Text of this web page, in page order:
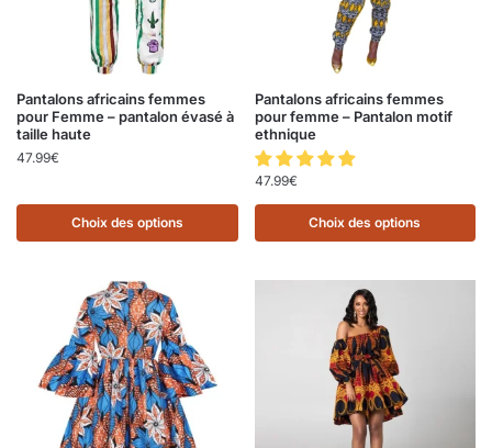
Pantalons africains femmes
pour Femme – pantalon évasé à
taille haute
47.99€
Choix des options
Pantalons africains femmes
pour femme – Pantalon motif
ethnique
47.99€
Choix des options